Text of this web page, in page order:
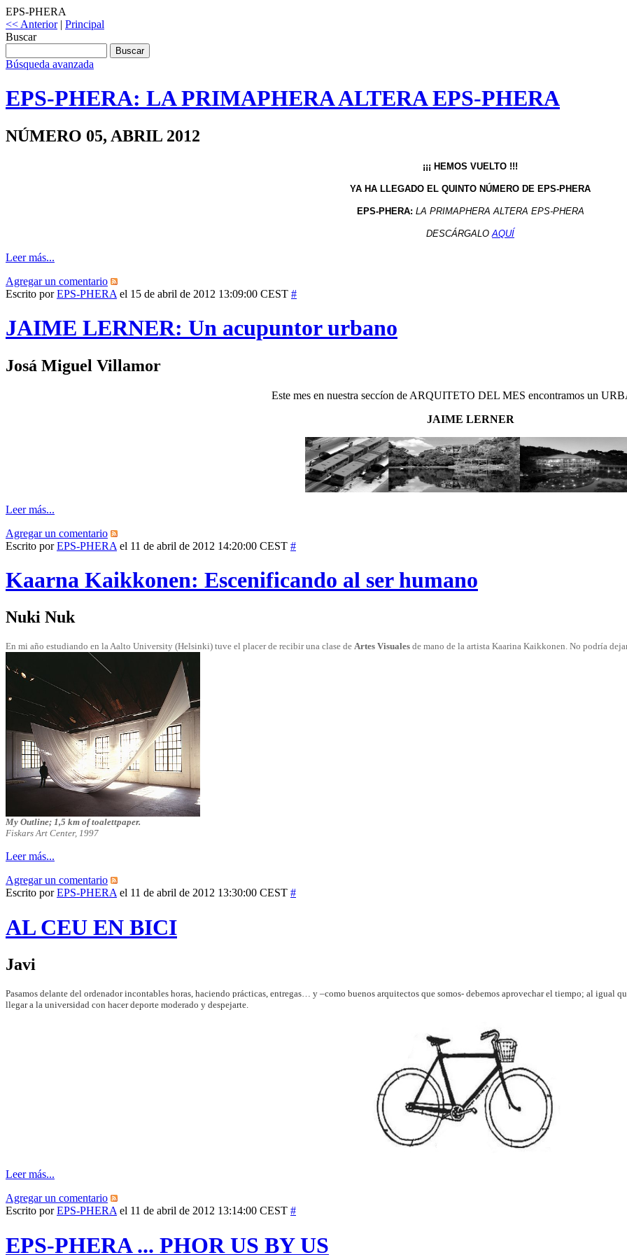
EPS-PHERA
<< Anterior| Principal
Buscar
Búsqueda avanzada
EPS-PHERA: LA PRIMAPHERA ALTERA EPS-PHERA
NÚMERO 05, ABRIL 2012
¡¡¡ HEMOS VUELTO !!!
YA HA LLEGADO EL QUINTO NÚMERO DE EPS-PHERA
EPS-PHERA: LA PRIMAPHERA ALTERA EPS-PHERA
DESCÁRGALO AQUÍ
Leer más...
Agregar un comentario
Escrito porEPS-PHERA el 15 de abril de 2012 13:09:00 CEST #
JAIME LERNER: Un acupuntor urbano
Josá Miguel Villamor
Este mes en nuestra seccíon de ARQUITETO DEL MES encontramos un
JAIME LERNER
Leer más...
Agregar un comentario
Escrito porEPS-PHERA el 11 de abril de 2012 14:20:00 CEST #
Kaarna Kaikkonen: Escenificando al ser humano
Nuki Nuk
En mi año estudiando en la Aalto University (Helsinki) tuve el placer de recibir una clase de Artes Visuales de mano de la artista Kaarina Kaikkonen. No podría
My Outline; 1,5 km of toalettpaper.
Fiskars Art Center, 1997
Leer más...
Agregar un comentario
Escrito porEPS-PHERA el 11 de abril de 2012 13:30:00 CEST #
AL CEU EN BICI
Javi
Pasamos delante del ordenador incontables horas, haciendo prácticas, entregas… y –como buenos arquitectos que somos- debemos aprovechar el tiempo; al igual
llegar a la universidad con hacer deporte moderado y despejarte.
Leer más...
Agregar un comentario
Escrito porEPS-PHERA el 11 de abril de 2012 13:14:00 CEST #
EPS-PHERA ... PHOR US BY US